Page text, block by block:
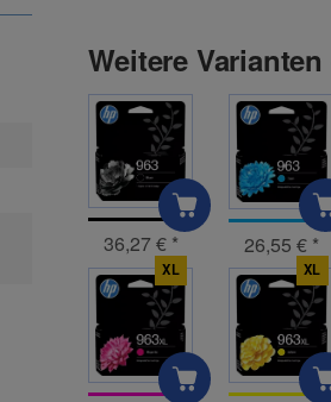
Weitere
36,27 € * 26,55 € *
XL XL